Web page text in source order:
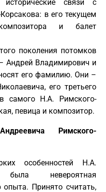
связи с
в его текущем
и балет
поколения потомков
Андрей Владимирович и
его фамилию. Они –
его третьего
самого Н.А. Римского-
певица и композитор.
Римского-
особенностей Н.А.
была невероятная
Принято считать,